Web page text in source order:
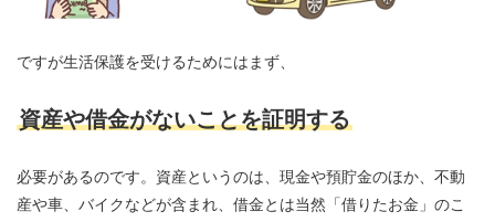
ですが生活保護を受けるためにはまず、
資産や借金がないことを証明する
必要があるのです。資産というのは、現金や預貯金のほか、不動
産や車、バイクなどが含まれ、借金とは当然「借りたお金」のこ